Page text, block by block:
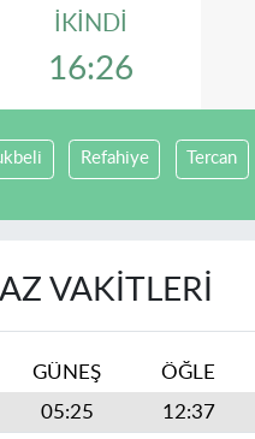
İKINDI
16:26
Refahiye Tercan
VAKITLERI
GÜNEŞ ÖĞLE
05:25 12:37